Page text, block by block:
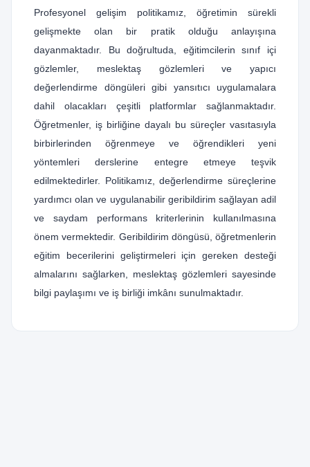
Profesyonel gelişim politikamız, öğretimin sürekli
gelişmekte olan bir pratik olduğu anlayışına
dayanmaktadır. Bu doğrultuda, eğitimcilerin sınıf içi
gözlemler, meslektaş gözlemleri ve yapıcı
değerlendirme döngüleri gibi yansıtıcı uygulamalara
dahil olacakları çeşitli platformlar sağlanmaktadır.
Öğretmenler, iş birliğine dayalı bu süreçler vasıtasıyla
birbirlerinden öğrenmeye ve öğrendikleri yeni
yöntemleri derslerine entegre etmeye teşvik
edilmektedirler. Politikamız, değerlendirme süreçlerine
yardımcı olan ve uygulanabilir geribildirim sağlayan adil
ve saydam performans kriterlerinin kullanılmasına
önem vermektedir. Geribildirim döngüsü, öğretmenlerin
eğitim becerilerini geliştirmeleri için gereken desteği
almalarını sağlarken, meslektaş gözlemleri sayesinde
bilgi paylaşımı ve iş birliği imkânı sunulmaktadır.